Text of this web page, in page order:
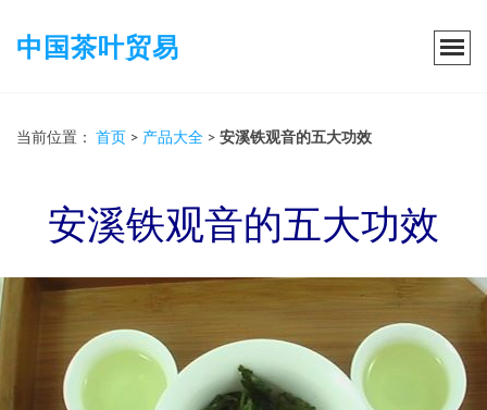
中国茶叶贸易
当前位置： 首页 > 产品大全 > 安溪铁观音的五大功效
安溪铁观音的五大功效